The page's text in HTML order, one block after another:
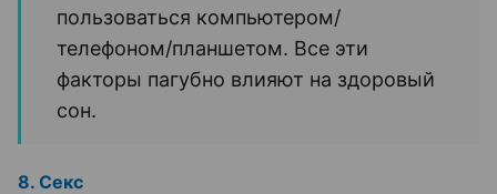
пользоваться компьютером/
телефоном/планшетом. Все эти
факторы пагубно влияют на здоровый
сон.
8. Секс